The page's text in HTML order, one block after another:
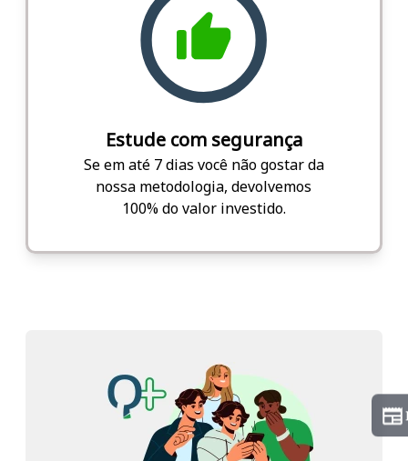
Estude com segurança
Se em até 7 dias você não gostar da
nossa metodologia, devolvemos
100% do valor investido.